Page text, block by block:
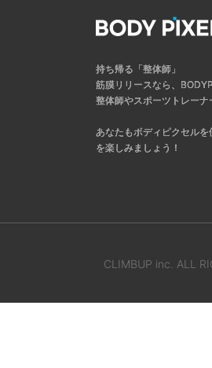
持ち帰る「整体師」
筋膜リリースなら、
整体師やスポーツトレーナ
あなたもボディピクセル
を楽しみましょう！
CLIMBUP inc. ALL